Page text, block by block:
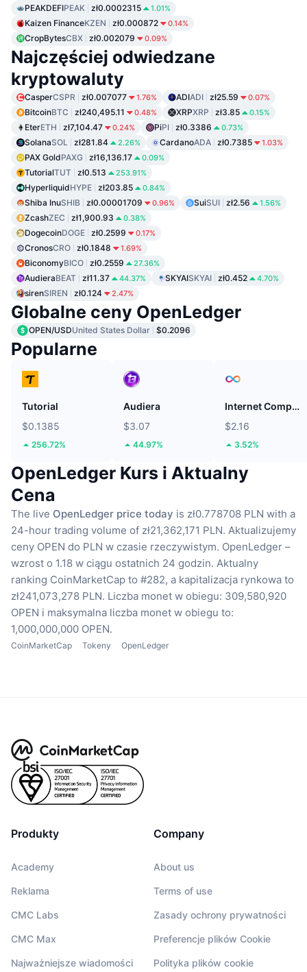
PEAKDEFIPEAK zł0.0002315 1.01%
Kaizen FinanceKZEN zł0.000872 0.14%
CropBytesCBX zł0.002079 0.09%
Najczęściej odwiedzane
kryptowaluty
CasperCSPR zł0.007077 1.76% ADIADI zł25.59 0.07%
BitcoinBTC zł240,495.11 0.48% XRPXRP zł3.85 0.15%
EterETH zł7,104.47 0.24% PiPI zł0.3386 0.73%
SolanaSOL zł281.84 2.26% CardanoADA zł0.7385 1.03%
PAX GoldPAXG zł16,136.17 0.09%
TutorialTUT zł0.513 253.91%
HyperliquidHYPE zł203.85 0.84%
Shiba InuSHIB zł0.00001709 0.96% SuiSUI zł2.56 1.56%
ZcashZEC zł1,900.93 0.38%
DogecoinDOGE zł0.2599 0.17%
CronosCRO zł0.1848 1.69%
BiconomyBICO zł0.2559 27.36%
AudieraBEAT zł11.37 44.37% SKYAISKYAI zł0.452 4.70%
sirenSIREN zł0.124 2.47%
Globalne ceny OpenLedger
OPEN/USDUnited States Dollar $0.2096
Popularne
Tutorial
$0.1385
256.72%
Audiera
$3.07
44.97%
Internet Computer
$2.16
3.52%
OpenLedger Kurs i Aktualny
Cena
The live OpenLedger price today is zł0.778708 PLN with a
24-hour trading volume of zł21,362,171 PLN. Aktualizujemy
ceny OPEN do PLN w czasie rzeczywistym. OpenLedger –
wzrost o 1.18 w ciągu ostatnich 24 godzin. Aktualny
ranking CoinMarketCap to #282, a kapitalizacja rynkowa to
zł241,073,278 PLN. Liczba monet w obiegu: 309,580,920
OPEN i maksymalna liczba monet w obiegu to:
1,000,000,000 OPEN.
CoinMarketCap Tokeny OpenLedger
Produkty
Academy
Reklama
CMC Labs
CMC Max
Najważniejsze wiadomości
Company
About us
Terms of use
Zasady ochrony prywatności
Preferencje plików Cookie
Polityka plików cookie